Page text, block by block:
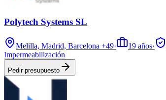
Polytech Systems SL
Melilla, Madrid, Barcelona +49· 19 años·
Impermeabilización
Pedir presupuesto